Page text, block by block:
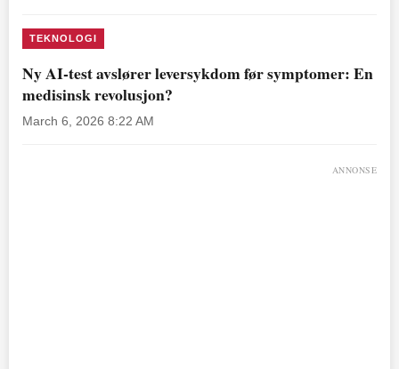
TEKNOLOGI
Ny AI-test avslører leversykdom før symptomer: En
medisinsk revolusjon?
March 6, 2026 8:22 AM
ANNONSE